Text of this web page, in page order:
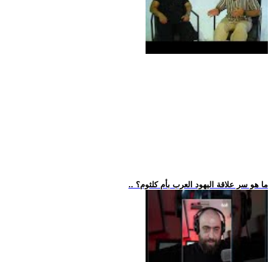
.. ما هو سر علاقة اليهود العرب بأم كلثوم؟